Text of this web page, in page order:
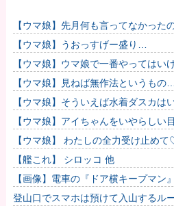
【ウマ娘】先月何も言ってなかった
したのが怪しいよな。
【ウマ娘】うおっすげー盛り…
【ウマ娘】ウマ娘で一番やってはい
も育成でもグッズでもなく、これ。
【ウマ娘】見ねば無作法というも
エ…（殴
【ウマ娘】そういえば水着ダスカは
ｯｯｯ
【ウマ娘】アイちゃんをいやらしい
りました…
【ウマ娘】 わたしの全力受け止め
のがふえてる…」
【艦これ】 シロッコ 他
【画像】電車の『ドア横キープマン
登山口でスマホは預けて入山するル